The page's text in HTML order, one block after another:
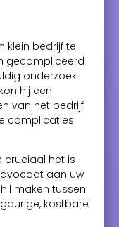
klein bedrijf te
gecompliceerd
onderzoek
hij een
van het bedrijf
complicaties
cruciaal het is
aan uw
maken tussen
kostbare